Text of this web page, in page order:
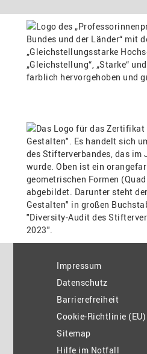
Impressum
Datenschutz
Barrierefreiheit
Cookie-Richtlinie (EU)
Sitemap
Hilfe im Notfall